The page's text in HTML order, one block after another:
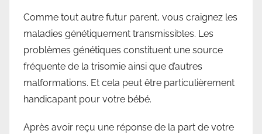
Comme tout autre futur parent, vous craignez les
maladies génétiquement transmissibles. Les
problèmes génétiques constituent une source
fréquente de la trisomie ainsi que d’autres
malformations. Et cela peut être particulièrement
handicapant pour votre bébé.
Après avoir reçu une réponse de la part de votre